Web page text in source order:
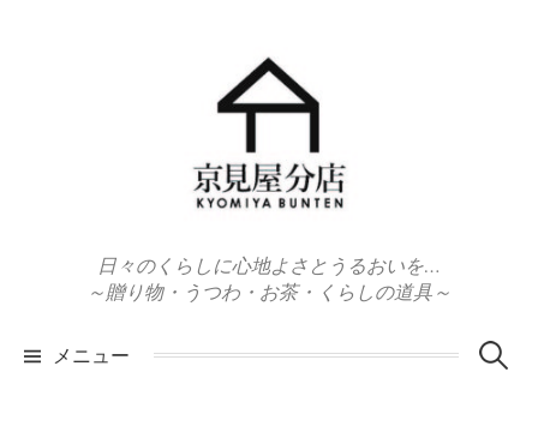
日々のくらしに心地よさとうるおいを…
～贈り物・うつわ・お茶・くらしの道具～
メニュー 検